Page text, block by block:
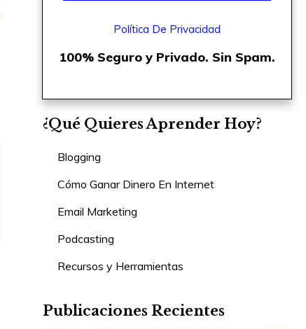
Política De Privacidad
100% Seguro y Privado. Sin Spam.
¿Qué Quieres Aprender Hoy?
Blogging
Cómo Ganar Dinero En Internet
Email Marketing
Podcasting
Recursos y Herramientas
Publicaciones Recientes